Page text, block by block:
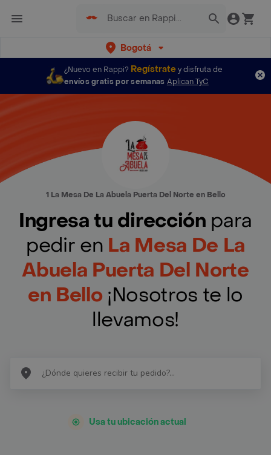
Bogotá
¿Nuevo en Rappi? Regístratey disfruta de
envíos gratis por semanas Aplican TyC
1 La Mesa De La Abuela Puerta Del Norte en Bello
Ingresa tu dirección para
pedir en La Mesa De La
Abuela Puerta Del Norte
en Bello ¡Nosotros te lo
llevamos!
Usa tu ubicación actual